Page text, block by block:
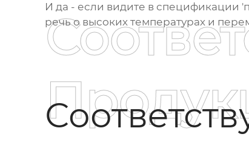
И да - если видите в спецификации
речь о высоких температурах и